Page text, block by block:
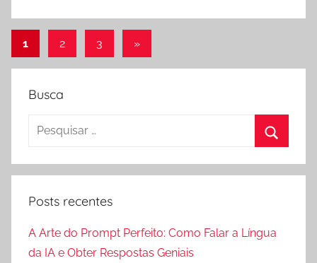
Paginação
de
posts
1 2 3
Post
»
Busca
Pesquisar
Posts recentes
A Arte do Prompt Perfeito: Como Falar a Língua
da IA e Obter Respostas Geniais